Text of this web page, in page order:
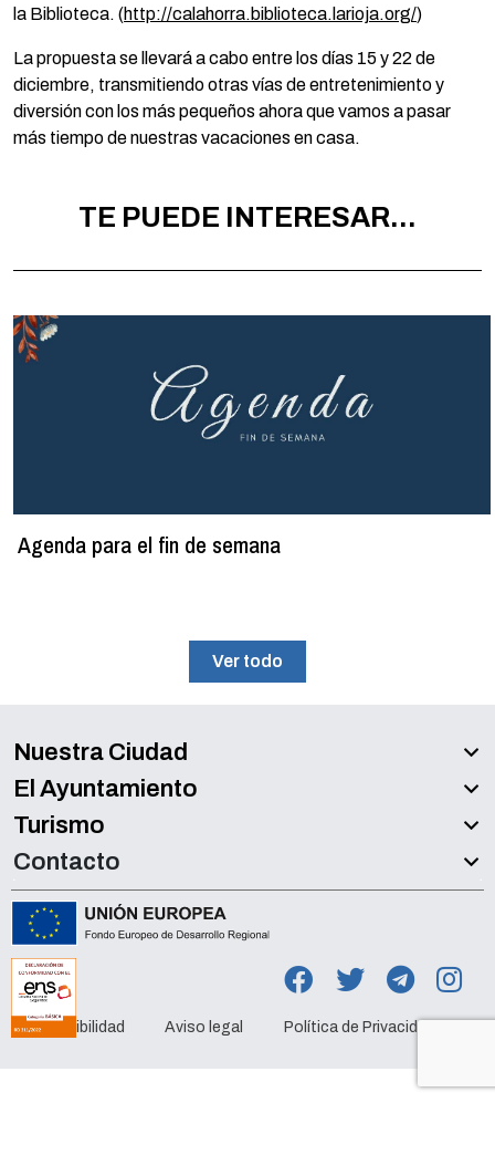
la Biblioteca. (http://calahorra.biblioteca.larioja.org/)
La propuesta se llevará a cabo entre los días 15 y 22 de
diciembre, transmitiendo otras vías de entretenimiento y
diversión con los más pequeños ahora que vamos a pasar
más tiempo de nuestras vacaciones en casa.
TE PUEDE INTERESAR...
Agenda para el fin de semana
Ver todo
Nuestra Ciudad
El Ayuntamiento
Turismo
Contacto
Accesibilidad Aviso legal Política de Privacidad